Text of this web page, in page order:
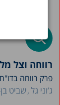
רווחה וצל
פרק רווחה בדו"ח מצב
ג’וני גל שביט